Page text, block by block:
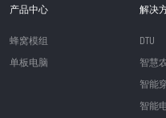
产品中心
蜂窝模组
单板电脑
解决
DTU
智慧
智能
智能